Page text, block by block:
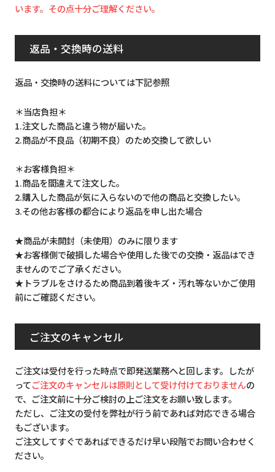
います。その点十分ご理解ください。
返品・交換時の送料
返品・交換時の送料については下記参照
＊当店負担＊
1.注文した商品と違う物が届いた。
2.商品が不良品（初期不良）のため交換して欲しい
＊お客様負担＊
1.商品を間違えて注文した。
2.購入した商品が気に入らないので他の商品と交換したい。
3.その他お客様の都合により返品を申し出た場合
★商品が未開封（未使用）のみに限ります
★お客様側で破損した場合や使用した後での交換・返品はでき
ませんのでご了承ください。
★トラブルをさけるため商品到着後キズ・汚れ等ないかご使用
前にご確認ください。
ご注文のキャンセル
ご注文は受付を行った時点で即発送業務へと回します。したが
ってご注文のキャンセルは原則として受け付けておりませんの
で、ご注文前に十分ご検討の上ご注文をお願い致します。
ただし、ご注文の受付を弊社が行う前であれば対応できる場合
もございます。
ご注文してすぐであればできるだけ早い段階でお問い合わせく
ださい。